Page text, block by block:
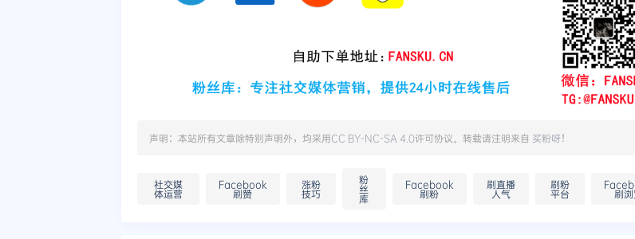
声明：本站所有文章除特别声明外，均采用CC BY-NC-SA 4.0许可协议。转载请注明来自 买粉呀！
社交媒
体运营
Facebook
刷赞
涨粉
技巧
粉
丝
库
Facebook
刷粉
刷直播
人气
刷粉
平台 刷